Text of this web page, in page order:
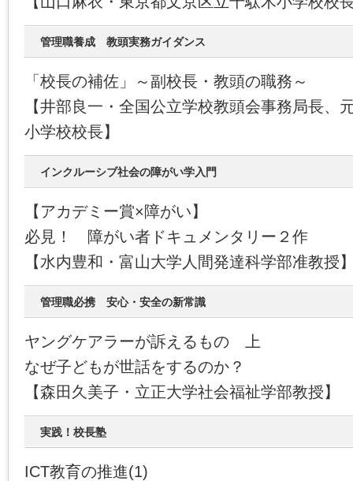
管理職養成 教頭実務ガイダンス
「校長の補佐」～副校長・教頭の職務～
【井部良一・全国公立学校教頭会事務局長、
小学校校長】
インクルーシブ社会の障がい学入門
【アカデミー賞×障がい】
必見！ 障がい者ドキュメンタリー２作
【水内豊和・富山大学人間発達科学部准教授
管理職必携 安心・安全の新常識
ヤングケアラーが訴えるもの 上
なぜ子どもが世話をするのか？
【森田久美子・立正大学社会福祉学部教授】
実践！校長塾
ICT教育の推進(1)